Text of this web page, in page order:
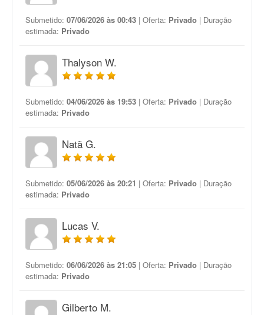
Submetido: 07/06/2026 às 00:43 | Oferta: Privado | Duração
estimada: Privado
Thalyson W.
Submetido: 04/06/2026 às 19:53 | Oferta: Privado | Duração
estimada: Privado
Natã G.
Submetido: 05/06/2026 às 20:21 | Oferta: Privado | Duração
estimada: Privado
Lucas V.
Submetido: 06/06/2026 às 21:05 | Oferta: Privado | Duração
estimada: Privado
Gilberto M.